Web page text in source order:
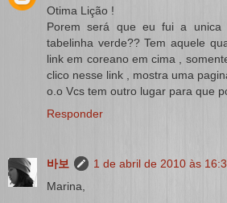
Otima Lição !
Porem será que eu fui a
tabelinha verde?? Tem aquele
link em coreano em cima ,
clico nesse link , mostra uma
o.o Vcs tem outro lugar para que
Responder
바보
1 de abril de 2010 às
Marina,